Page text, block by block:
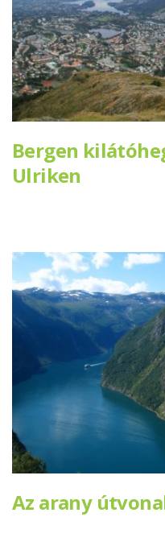
Bergen
Ulriken
Az arany